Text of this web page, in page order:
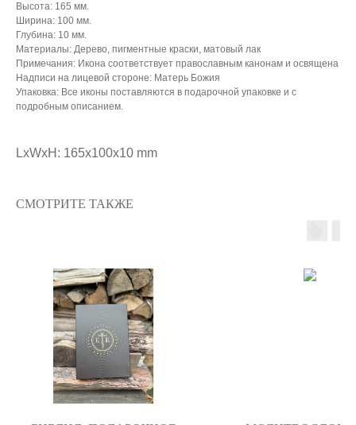
Высота: 165 мм.
Ширина: 100 мм.
Глубина: 10 мм.
Материалы: Дерево, пигментные краски, матовый лак
Примечания: Икона соответствует православным канонам и освящена
Надписи на лицевой стороне: Матерь Божия
Упаковка: Все иконы поставляются в подарочной упаковке и с
подробным описанием.
LxWxH: 165x100x10 mm
СМОТРИТЕ ТАКЖЕ